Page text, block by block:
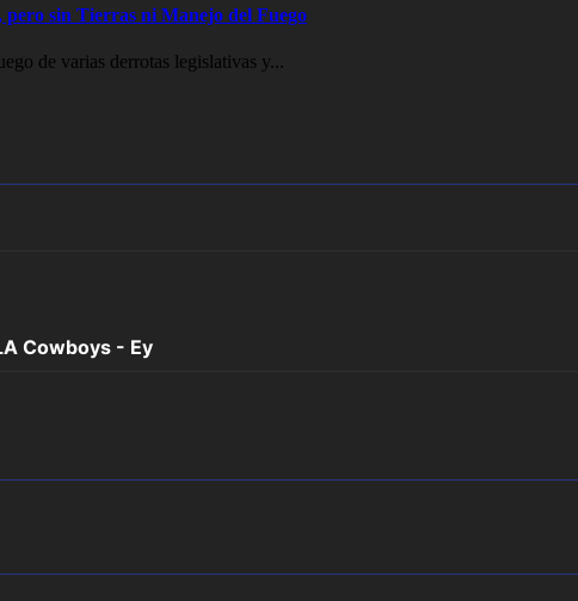
pero sin Tierras ni Manejo del Fuego
de varias derrotas legislativas y...